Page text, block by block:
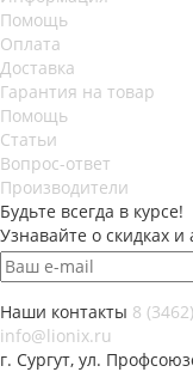
Помощь
Оплата
Доставка
Гарантия на товар
Помощь
Статьи
Вопрос-ответ
Производители
Будьте всегда в курсе!
Узнавайте о скидках
Наши контакты 8
info@lionix.ru
г. Сургут, ул.